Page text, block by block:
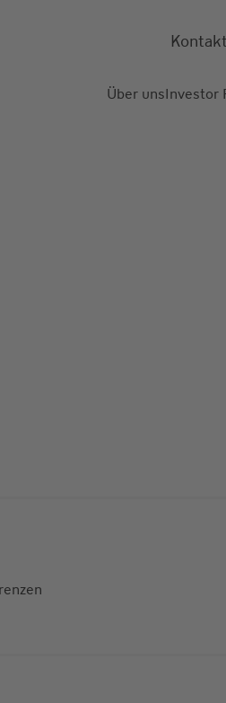
Über unsInvestor
Kontakt